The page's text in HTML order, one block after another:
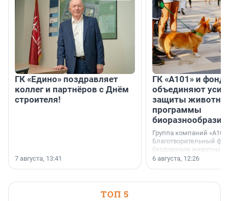
ГК «Едино» поздравляет
коллег и партнёров с Днём
строителя!
7 августа, 13:41
ГК «А101» и фонд
объединяют
защиты
программы
биоразнообразия
Группа компаний
Благотворительный
бездомным животным
заключили соглашение
6 августа, 12:26
ТОП 5